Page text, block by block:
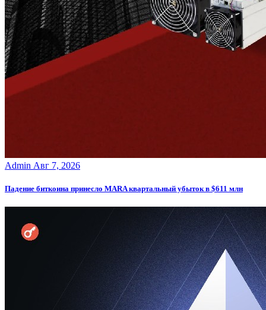
Admin Авг 7, 2026
Падение биткоина принесло MARA квартальный убыток в $611 млн